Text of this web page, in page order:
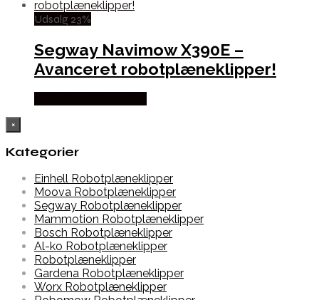
Udsalg 23%
Segway Navimow X390E –
Avanceret robotplæneklipper!
×
Kategorier
Einhell Robotplæneklipper
Moova Robotplæneklipper
Segway Robotplæneklipper
Mammotion Robotplæneklipper
Bosch Robotplæneklipper
Al-ko Robotplæneklipper
Robotplæneklipper
Gardena Robotplæneklipper
Worx Robotplæneklipper